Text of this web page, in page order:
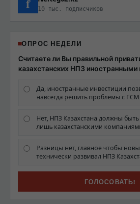
10 тыс. подписчиков
ОПРОС НЕДЕЛИ
Считаете ли Вы правильной
казахстанских НПЗ
Да, иностранные инвестиции
навсегда решить проблемы с ГСМ
Нет, НПЗ Казахстана должны
лишь казахстанскими
Разницы нет, главное чтобы
технически развивал НПЗ